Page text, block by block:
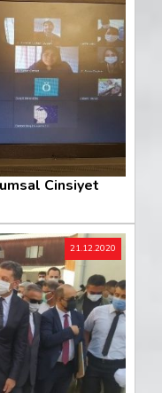
Cinsiyet
21.12.2020